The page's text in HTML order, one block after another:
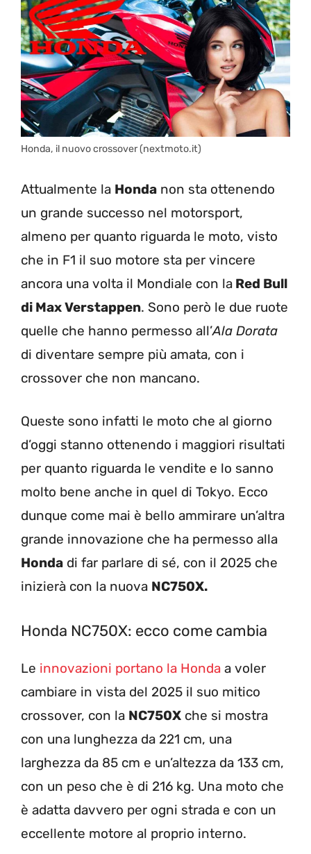
Honda, il nuovo crossover (nextmoto.it)
Attualmente la Honda non sta ottenendo
un grande successo nel motorsport,
almeno per quanto riguarda le moto, visto
che in F1 il suo motore sta per vincere
ancora una volta il Mondiale con la Red Bull
di Max Verstappen. Sono però le due ruote
quelle che hanno permesso all’Ala Dorata
di diventare sempre più amata, con i
crossover che non mancano.
Queste sono infatti le moto che al giorno
d’oggi stanno ottenendo i maggiori risultati
per quanto riguarda le vendite e lo sanno
molto bene anche in quel di Tokyo. Ecco
dunque come mai è bello ammirare un’altra
grande innovazione che ha permesso alla
Honda di far parlare di sé, con il 2025 che
inizierà con la nuova NC750X.
Honda NC750X: ecco come cambia
Le innovazioni portano la Honda a voler
cambiare in vista del 2025 il suo mitico
crossover, con la NC750X che si mostra
con una lunghezza da 221 cm, una
larghezza da 85 cm e un’altezza da 133 cm,
con un peso che è di 216 kg. Una moto che
è adatta davvero per ogni strada e con un
eccellente motore al proprio interno.